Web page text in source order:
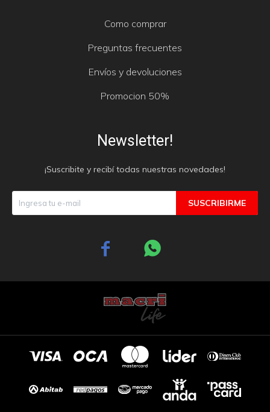
Como comprar
Preguntas frecuentes
Envíos y devoluciones
Promocion 50%
Newsletter!
¡Suscribite y recibí todas nuestras novedades!
SUSCRIBIRME
 